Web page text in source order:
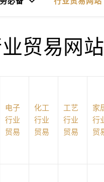
贸易网站
电子
行业
贸易
化工
行业
贸易
工艺
行业
贸易
家
行
贸